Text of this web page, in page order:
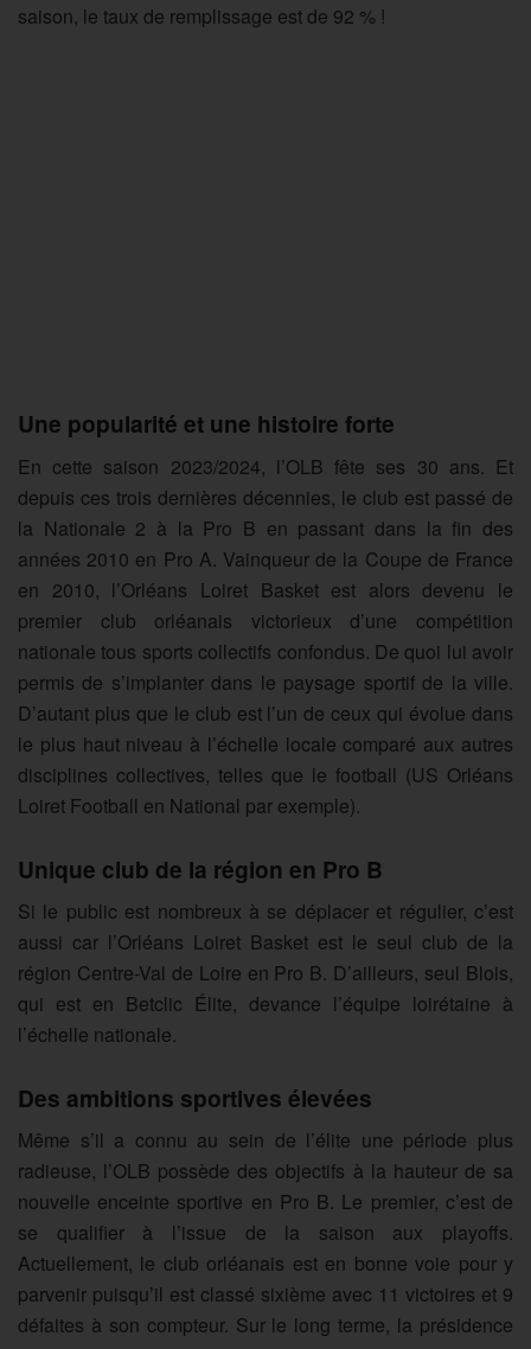
saison, le taux de remplissage est de 92 % !
Une popularité et une histoire forte
En cette saison 2023/2024, l’OLB fête ses 30 ans. Et
depuis ces trois dernières décennies, le club est passé de
la Nationale 2 à la Pro B en passant dans la fin des
années 2010 en Pro A. Vainqueur de la Coupe de France
en 2010, l’Orléans Loiret Basket est alors devenu le
premier club orléanais victorieux d’une compétition
nationale tous sports collectifs confondus. De quoi lui avoir
permis de s’implanter dans le paysage sportif de la ville.
D’autant plus que le club est l’un de ceux qui évolue dans
le plus haut niveau à l’échelle locale comparé aux autres
disciplines collectives, telles que le football (US Orléans
Loiret Football en National par exemple).
Unique club de la région en Pro B
Si le public est nombreux à se déplacer et régulier, c’est
aussi car l’Orléans Loiret Basket est le seul club de la
région Centre-Val de Loire en Pro B. D’ailleurs, seul Blois,
qui est en Betclic Élite, devance l’équipe loirétaine à
l’échelle nationale.
Des ambitions sportives élevées
Même s’il a connu au sein de l’élite une période plus
radieuse, l’OLB possède des objectifs à la hauteur de sa
nouvelle enceinte sportive en Pro B. Le premier, c’est de
se qualifier à l’issue de la saison aux playoffs.
Actuellement, le club orléanais est en bonne voie pour y
parvenir puisqu’il est classé sixième avec 11 victoires et 9
défaites à son compteur. Sur le long terme, la présidence